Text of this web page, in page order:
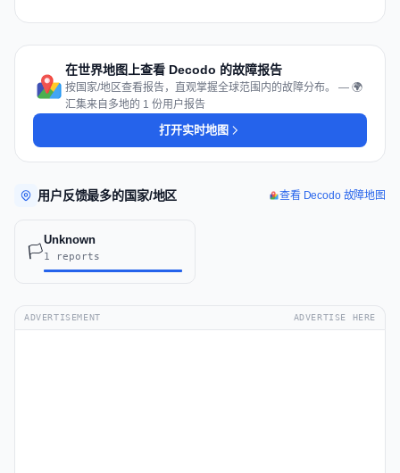
在世界地图上查看 Decodo 的故障报告
按国家/地区查看报告，直观掌握全球范围内的故障分布。 — 🌍
汇集来自多地的 1 份用户报告
打开实时地图
用户反馈最多的国家/地区 查看 Decodo 故障地图
🏳️
Unknown
1 reports
ADVERTISEMENT ADVERTISE HERE